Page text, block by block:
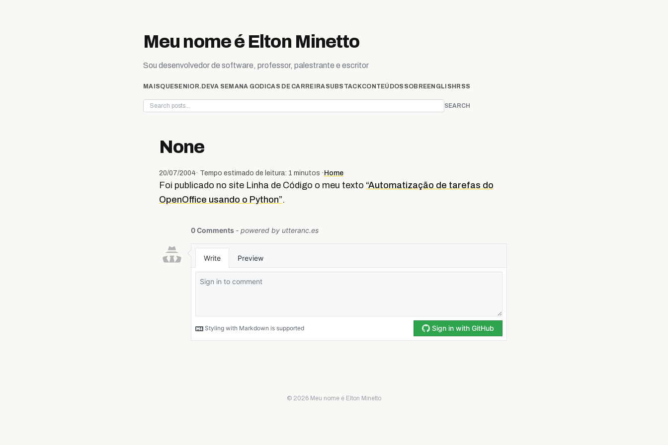
Meu nome é Elton Minetto
Sou desenvolvedor de software, professor, palestrante e escritor
MAISQUESENIOR.DEVA SEMANA GODICAS DE CARREIRASUBSTACKCONTEÚDOS SOBREENGLISH RSS
SEARCH
None
20/07/2004· Tempo estimado de leitura: 1 minutos · Home
Foi publicado no site Linha de Código o meu texto “Automatização de tarefas do
OpenOffice usando o Python”.
© 2026 Meu nome é Elton Minetto